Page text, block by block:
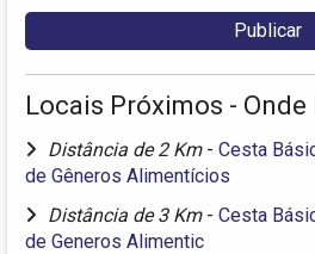
Locais Próximos - Onde
Distância de 2 Km - Cesta
de Gêneros Alimentícios
Distância de 3 Km - Cesta
de Generos Alimentic